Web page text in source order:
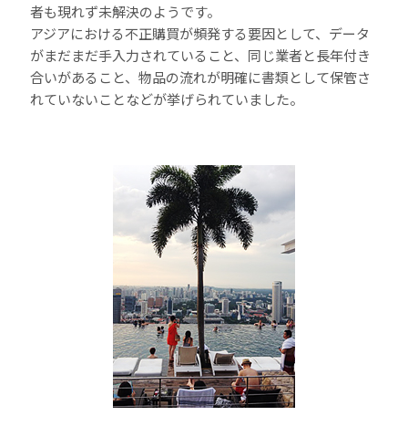
者も現れず未解決のようです。
アジアにおける不正購買が頻発する要因として、データ
がまだまだ手入力されていること、同じ業者と長年付き
合いがあること、物品の流れが明確に書類として保管さ
れていないことなどが挙げられていました。